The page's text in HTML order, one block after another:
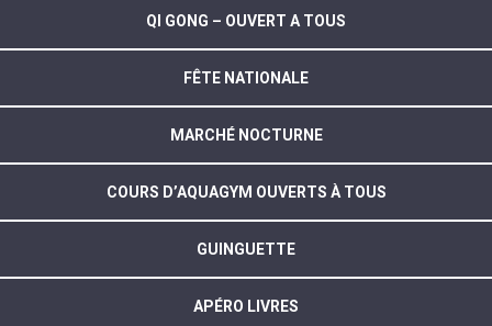
QI GONG – OUVERT A TOUS
FÊTE NATIONALE
MARCHÉ NOCTURNE
COURS D’AQUAGYM OUVERTS À TOUS
GUINGUETTE
APÉRO LIVRES